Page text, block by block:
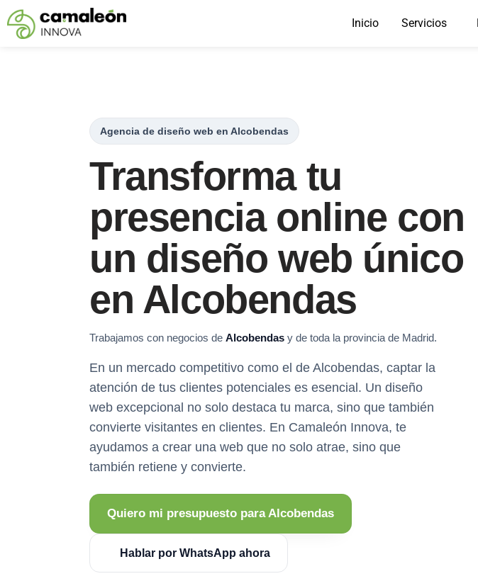
Saltar
Inicio Servicios
Agencia de diseño web en Alcobendas
Transforma tu
presencia online con
un diseño web único
en Alcobendas
Trabajamos con negocios de Alcobendas y de toda la provincia de Madrid.
En un mercado competitivo como el de Alcobendas, captar la
atención de tus clientes potenciales es esencial. Un diseño
web excepcional no solo destaca tu marca, sino que también
convierte visitantes en clientes. En Camaleón Innova, te
ayudamos a crear una web que no solo atrae, sino que
también retiene y convierte.
Quiero mi presupuesto para Alcobendas
Hablar por WhatsApp ahora